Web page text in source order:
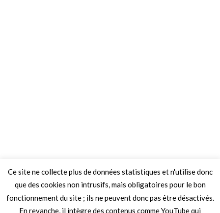
Ce site ne collecte plus de données statistiques et n'utilise donc
que des cookies non intrusifs, mais obligatoires pour le bon
fonctionnement du site ; ils ne peuvent donc pas être désactivés.
En revanche, il intègre des contenus comme YouTube qui